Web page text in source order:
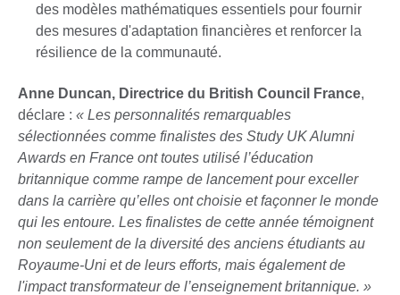
des modèles mathématiques essentiels pour fournir
des mesures d'adaptation financières et renforcer la
résilience de la communauté.
Anne Duncan, Directrice du British Council France,
déclare : « Les personnalités remarquables
sélectionnées comme finalistes des Study UK Alumni
Awards en France ont toutes utilisé l’éducation
britannique comme rampe de lancement pour exceller
dans la carrière qu’elles ont choisie et façonner le monde
qui les entoure. Les finalistes de cette année témoignent
non seulement de la diversité des anciens étudiants au
Royaume-Uni et de leurs efforts, mais également de
l'impact transformateur de l’enseignement britannique. »